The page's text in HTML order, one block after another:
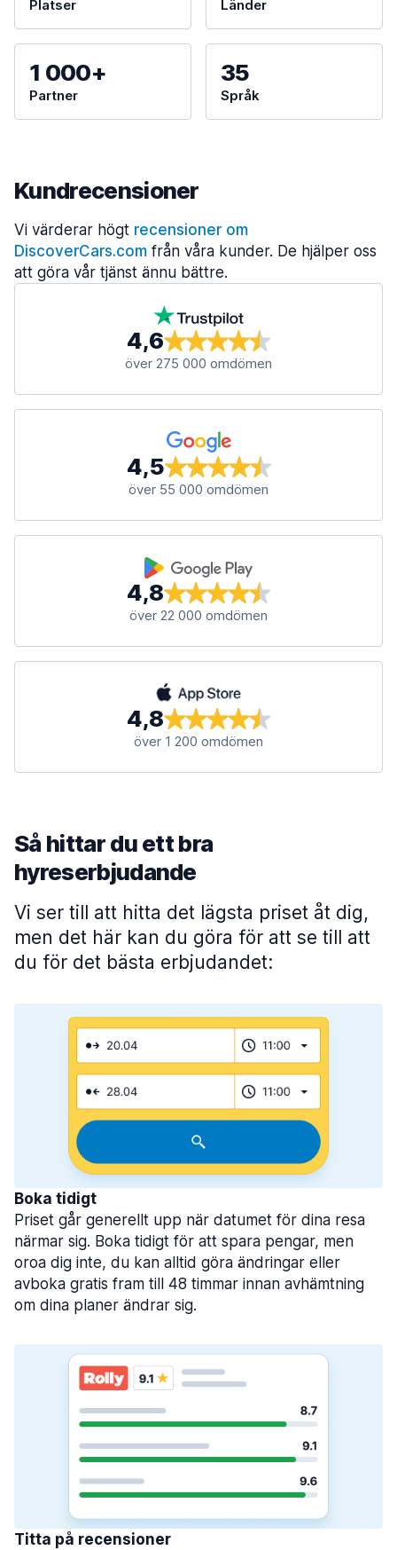
Platser Länder
1 000+
Partner
35
Språk
Kundrecensioner
Vi värderar högt recensioner om
DiscoverCars.com från våra kunder. De hjälper oss
att göra vår tjänst ännu bättre.
4,6
över 275 000 omdömen
4,5
över 55 000 omdömen
4,8
över 22 000 omdömen
4,8
över 1 200 omdömen
Så hittar du ett bra
hyreserbjudande
Vi ser till att hitta det lägsta priset åt dig,
men det här kan du göra för att se till att
du för det bästa erbjudandet:
Boka tidigt
Priset går generellt upp när datumet för dina resa
närmar sig. Boka tidigt för att spara pengar, men
oroa dig inte, du kan alltid göra ändringar eller
avboka gratis fram till 48 timmar innan avhämtning
om dina planer ändrar sig.
Titta på recensioner